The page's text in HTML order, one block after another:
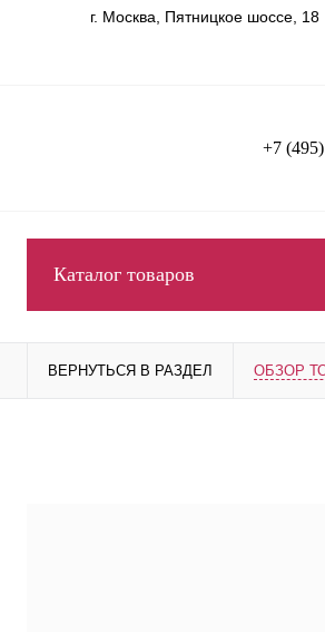
г. Москва, Пятницкое шоссе, 18
+7
Каталог товаров
ВЕРНУТЬСЯ В РАЗДЕЛ ОБЗОР